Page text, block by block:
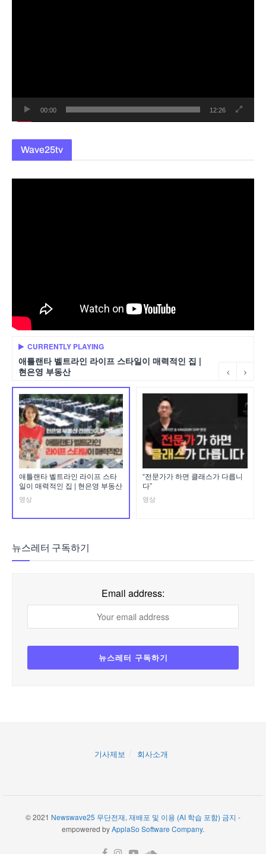
00:00 12:26
Wave25tv
CURRENTLY PLAYING
애틀랜타 벨트라인 라이프 스타일이 매력적인 집 |
현은영 부동산
애틀랜타 벨트라인 라이프 스타
일이 매력적인 집 | 현은영 부동산
영상
“전문가가 하면 클래스가 다릅니
다”
영상
뉴스레터 구독하기
Email address:
기사제보 회사소개
© 2021 Newswave25 무단전재, 재배포 및 이용 (AI 학습 포함) 금지 -
empowered byApplaSo Software Company.